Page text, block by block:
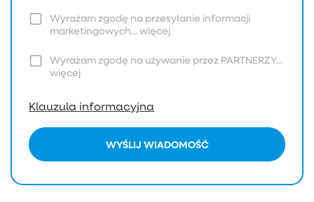
Wyrażam zgodę na przesyłanie informacji
marketingowych...więcej
Wyrażam zgodę na używanie przez PARTNERZY...
więcej
Klauzula informacyjna
WYŚLIJ WIADOMOŚĆ